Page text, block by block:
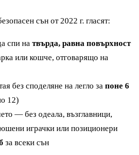
сън от 2022 г. гласят:
спи на твърда, равна повърхност
или кошче, отговарящо на
без споделяне на легло за поне 6
12)
— без одеала, възглавници,
играчки или позиционери
за всеки сън